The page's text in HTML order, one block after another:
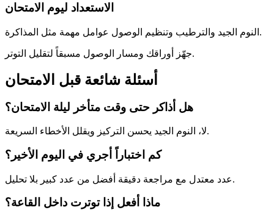
الاستعداد ليوم الامتحان
النوم الجيد والترطيب وتنظيم الوصول عوامل مهمة مثل المذاكرة.
جهّز أوراقك ومسار الوصول مسبقاً لتقليل التوتر.
أسئلة شائعة قبل الامتحان
هل أذاكر حتى وقت متأخر ليلة الامتحان؟
لا، النوم الجيد يحسن التركيز ويقلل الأخطاء السريعة.
كم اختباراً أجري في اليوم الأخير؟
عدد معتدل مع مراجعة دقيقة أفضل من عدد كبير بلا تحليل.
ماذا أفعل إذا توترت داخل القاعة؟